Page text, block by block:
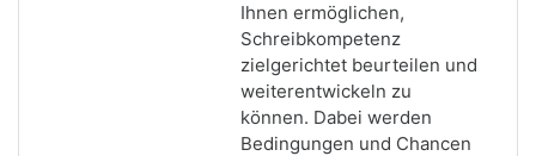
Ihnen ermöglichen,
Schreibkompetenz
zielgerichtet beurteilen und
weiterentwickeln zu
können. Dabei werden
Bedingungen und Chancen